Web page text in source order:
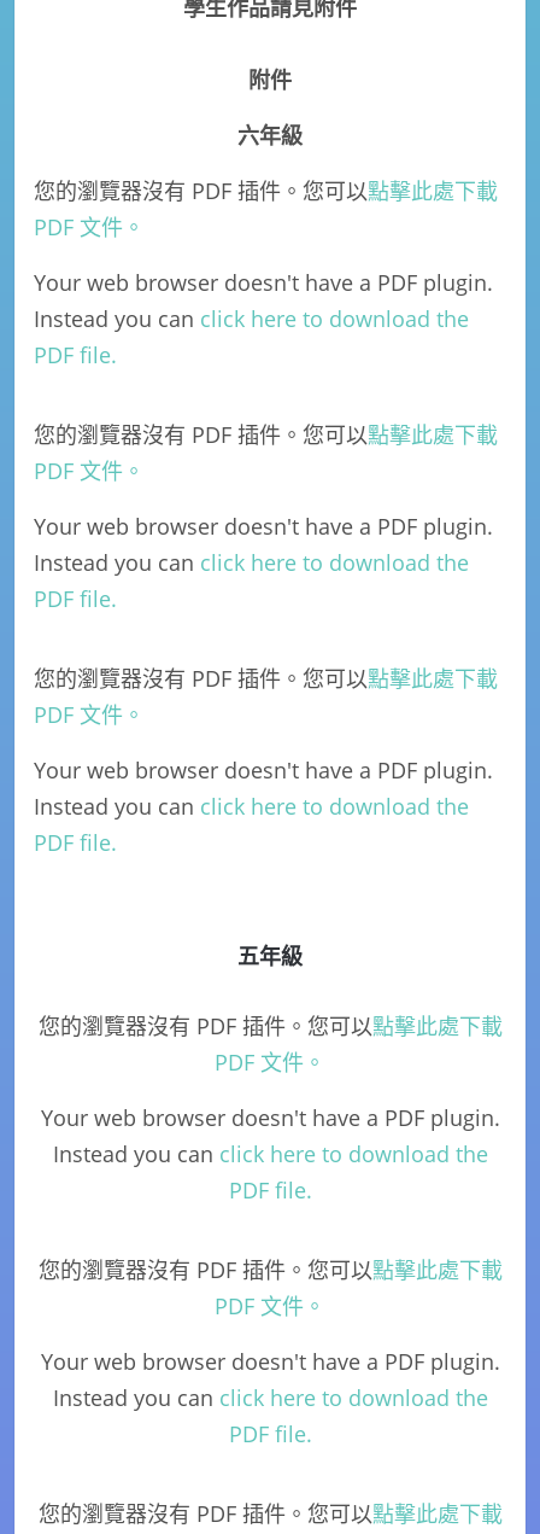
學生作品請見附件
附件
六年級
您的瀏覽器沒有 PDF 插件。您可以點擊此處下載
PDF 文件。
Your web browser doesn't have a PDF plugin.
Instead you can click here to download the
PDF file.
您的瀏覽器沒有 PDF 插件。您可以點擊此處下載
PDF 文件。
Your web browser doesn't have a PDF plugin.
Instead you can click here to download the
PDF file.
您的瀏覽器沒有 PDF 插件。您可以點擊此處下載
PDF 文件。
Your web browser doesn't have a PDF plugin.
Instead you can click here to download the
PDF file.
五年級
您的瀏覽器沒有 PDF 插件。您可以點擊此處下載
PDF 文件。
Your web browser doesn't have a PDF plugin.
Instead you can click here to download the
PDF file.
您的瀏覽器沒有 PDF 插件。您可以點擊此處下載
PDF 文件。
Your web browser doesn't have a PDF plugin.
Instead you can click here to download the
PDF file.
您的瀏覽器沒有 PDF 插件。您可以點擊此處下載